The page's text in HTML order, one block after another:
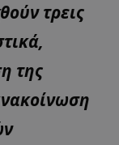
τρεις
της